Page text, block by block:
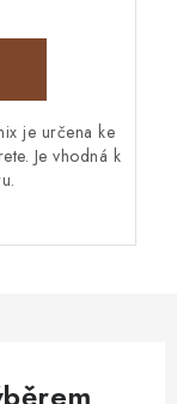
je určena ke
Je vhodná k